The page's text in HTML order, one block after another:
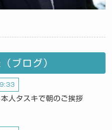
ブログ）
人タスキで朝のご挨拶